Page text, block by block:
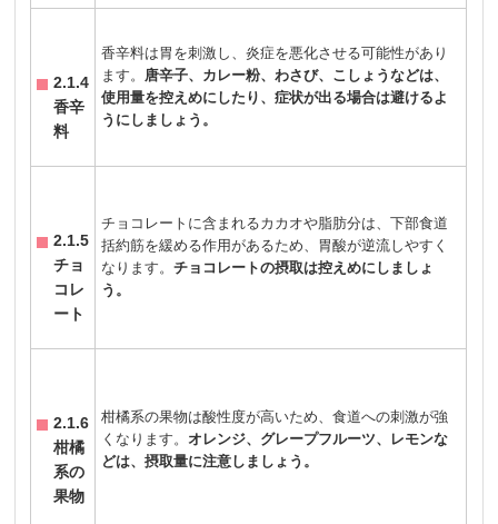
2.1.4
香辛
料
香辛料は胃を刺激し、炎症を悪化させる可能性があり
ます。 唐辛子、カレー粉、わさび、こしょうなどは、
使用量を控えめにしたり、症状が出る場合は避けるよ
うにしましょう。
2.1.5
チョ
コレ
ート
チョコレートに含まれるカカオや脂肪分は、下部食道
括約筋を緩める作用があるため、胃酸が逆流しやすく
なります。チョコレートの摂取は控えめにしましょ
う。
2.1.6
柑橘
系の
果物
柑橘系の果物は酸性度が高いため、食道への刺激が強
くなります。オレンジ、グレープフルーツ、レモンな
どは、摂取量に注意しましょう。